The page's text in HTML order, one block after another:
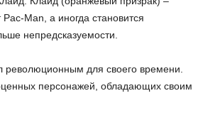
Man, а иногда становится
непредсказуемости.
революционным для своего времени.
персонажей, обладающих своим